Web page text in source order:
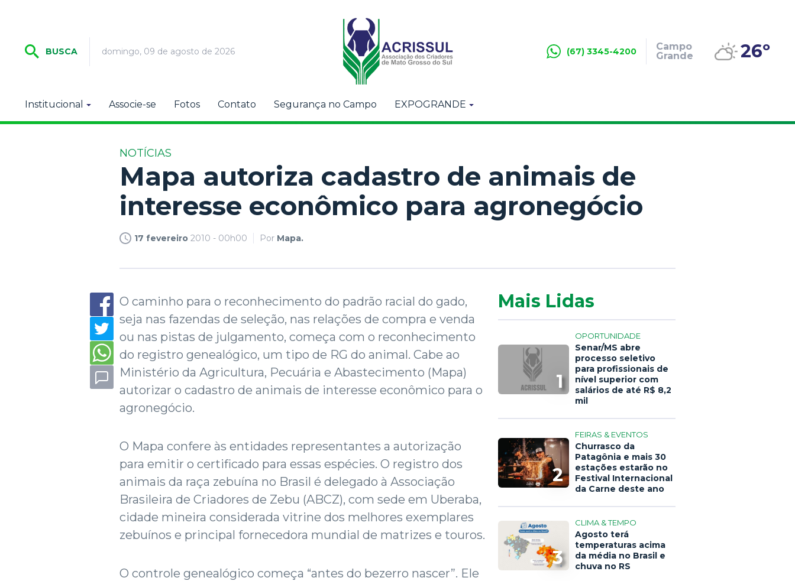
BUSCA domingo, 09 de agosto de 2026 (67) 3345-4200
Campo
Grande
26º
Institucional Associe-se Fotos Contato Segurança no Campo EXPOGRANDE
NOTÍCIAS
Mapa autoriza cadastro de animais de
interesse econômico para agronegócio
17 fevereiro 2010 - 00h00 Por Mapa.
O caminho para o reconhecimento do padrão racial do gado,
seja nas fazendas de seleção, nas relações de compra e venda
ou nas pistas de julgamento, começa com o reconhecimento
do registro genealógico, um tipo de RG do animal. Cabe ao
Ministério da Agricultura, Pecuária e Abastecimento (Mapa)
autorizar o cadastro de animais de interesse econômico para o
agronegócio.
O Mapa confere às entidades representantes a autorização
para emitir o certificado para essas espécies. O registro dos
animais da raça zebuína no Brasil é delegado à Associação
Brasileira de Criadores de Zebu (ABCZ), com sede em Uberaba,
cidade mineira considerada vitrine dos melhores exemplares
zebuínos e principal fornecedora mundial de matrizes e touros.
O controle genealógico começa “antes do bezerro nascer”. Ele
Mais Lidas
1
OPORTUNIDADE
Senar/MS abre
processo seletivo
para profissionais de
nível superior com
salários de até R$ 8,2
mil
2
FEIRAS & EVENTOS
Churrasco da
Patagônia e mais 30
estações estarão no
Festival Internacional
da Carne deste ano
3
CLIMA & TEMPO
Agosto terá
temperaturas acima
da média no Brasil e
chuva no RS